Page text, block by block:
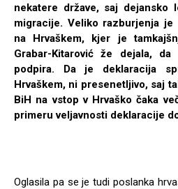
nekatere države, saj dejansko
migracije. Veliko razburjenja
na Hrvaškem, kjer je
Grabar-Kitarović že dejala,
podpira. Da je deklaracija
Hrvaškem, ni presenetljivo, saj
BiH na vstop v Hrvaško čaka
primeru veljavnosti deklaracije
Oglasila pa se je tudi poslanka